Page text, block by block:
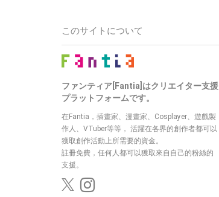
このサイトについて
ファンティア[Fantia]はクリエイター支援
プラットフォームです。
在Fantia，插畫家、漫畫家、Cosplayer、遊戲製
作人、VTuber等等， 活躍在各界的創作者都可以
獲取創作活動上所需要的資金。
註冊免費，任何人都可以獲取來自自己的粉絲的
支援。